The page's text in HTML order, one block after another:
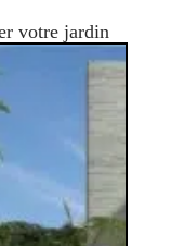
votre jardin